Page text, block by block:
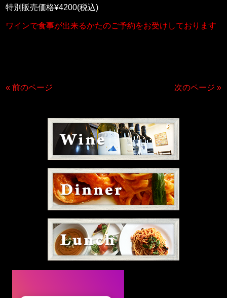
特別販売価格¥4200(税込)
ワインで食事が出来るかたのご予約をお受けしております
« 前のページ 次のページ »